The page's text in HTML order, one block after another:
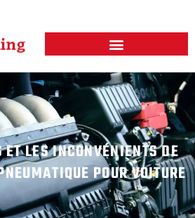
LES INCONVÉNIENTS DE
POUR VOITURE